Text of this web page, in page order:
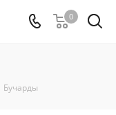
0
Бучарды